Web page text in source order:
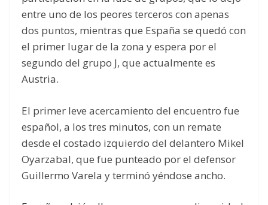
entre uno de los peores terceros con apenas
dos puntos, mientras que España se quedó con
el primer lugar de la zona y espera por el
segundo del grupo J, que actualmente es
Austria.
El primer leve acercamiento del encuentro fue
español, a los tres minutos, con un remate
desde el costado izquierdo del delantero Mikel
Oyarzabal, que fue punteado por el defensor
Guillermo Varela y terminó yéndose ancho.